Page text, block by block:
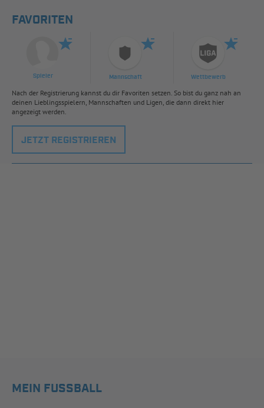
FAVORITEN
Spieler Mannschaft Wettbewerb
Nach der Registrierung kannst du dir Favoriten setzen. So bist du ganz nah an
deinen Lieblingsspielern, Mannschaften und Ligen, die dann direkt hier
angezeigt werden.
JETZT REGISTRIEREN
MEIN FUSSBALL